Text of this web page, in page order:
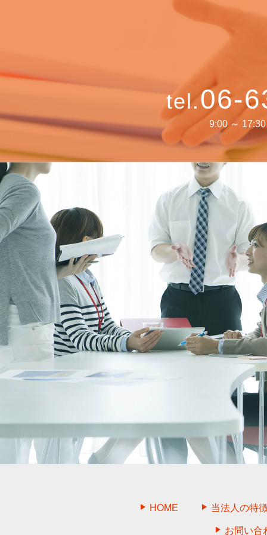
tel.06-
9:00 ～
HOME 当法人の特
お問い合